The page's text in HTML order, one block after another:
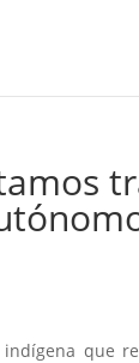
que